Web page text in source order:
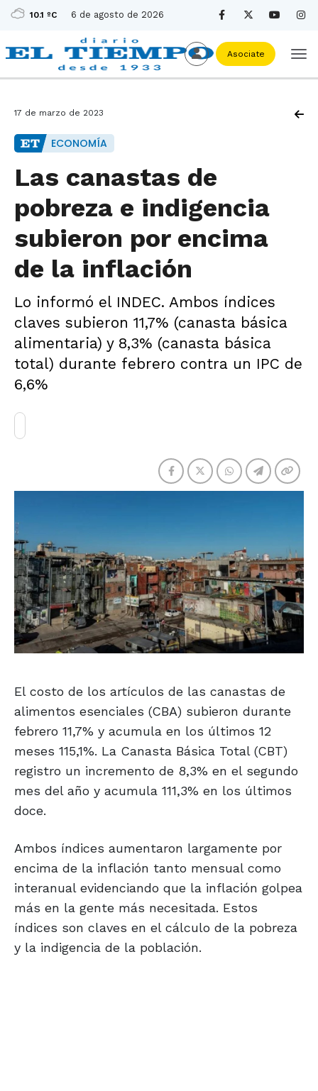
10.1 ºC 6 de agosto de 2026
Asociate
17 de marzo de 2023
ECONOMÍA
Las canastas de
pobreza e indigencia
subieron por encima
de la inflación
Lo informó el INDEC. Ambos índices
claves subieron 11,7% (canasta básica
alimentaria) y 8,3% (canasta básica
total) durante febrero contra un IPC de
6,6%
El costo de los artículos de las canastas de
alimentos esenciales (CBA) subieron durante
febrero 11,7% y acumula en los últimos 12
meses 115,1%. La Canasta Básica Total (CBT)
registro un incremento de 8,3% en el segundo
mes del año y acumula 111,3% en los últimos
doce.
Ambos índices aumentaron largamente por
encima de la inflación tanto mensual como
interanual evidenciando que la inflación golpea
más en la gente más necesitada. Estos
índices son claves en el cálculo de la pobreza
y la indigencia de la población.